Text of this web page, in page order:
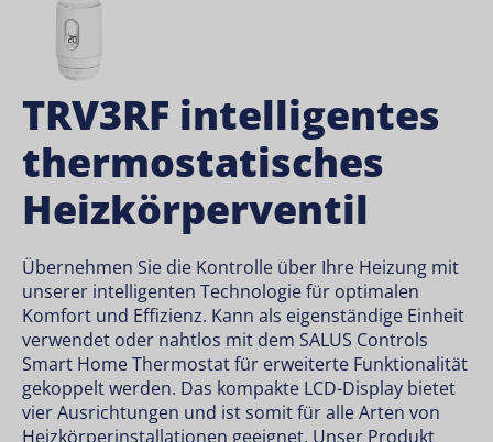
TRV3RF intelligentes
thermostatisches
Heizkörperventil
Übernehmen Sie die Kontrolle über Ihre Heizung mit
unserer intelligenten Technologie für optimalen
Komfort und Effizienz. Kann als eigenständige Einheit
verwendet oder nahtlos mit dem SALUS Controls
Smart Home Thermostat für erweiterte Funktionalität
gekoppelt werden. Das kompakte LCD-Display bietet
vier Ausrichtungen und ist somit für alle Arten von
Heizkörperinstallationen geeignet. Unser Produkt